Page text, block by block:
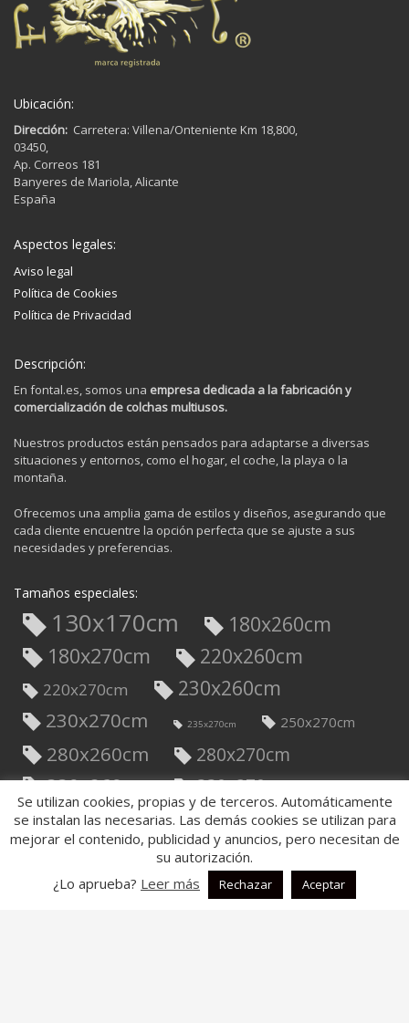
Ubicación:
Dirección: Carretera: Villena/Onteniente Km 18,800,
03450,
Ap. Correos 181
Banyeres de Mariola, Alicante
España
Aspectos legales:
Aviso legal
Política de Cookies
Política de Privacidad
Descripción:
En fontal.es, somos una empresa dedicada a la fabricación y
comercialización de colchas multiusos.
Nuestros productos están pensados para adaptarse a diversas
situaciones y entornos, como el hogar, el coche, la playa o la
montaña.
Ofrecemos una amplia gama de estilos y diseños, asegurando que
cada cliente encuentre la opción perfecta que se ajuste a sus
necesidades y preferencias.
Tamaños especiales:
130x170cm
180x260cm
180x270cm
220x260cm
220x270cm 230x260cm
230x270cm 235x270cm 250x270cm
280x260cm 280x270cm
330x260cm 330x270cm
Chaise Longue Derecho
280x260cm
Chaise Longue Derecho 280x290cm
Chaise Longue Izquierdo
Se utilizan cookies, propias y de terceros. Automáticamente
se instalan las necesarias. Las demás cookies se utilizan para
mejorar el contenido, publicidad y anuncios, pero necesitan de
su autorización.
¿Lo aprueba? Leer más Rechazar Aceptar